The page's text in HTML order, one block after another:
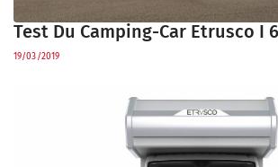
Test Du Camping-Car Etrusco I
19/03/2019